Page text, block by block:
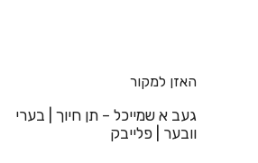
האזן למקור
געב א שמייכל – תן חיוך | בערי
וובער | פלייבק